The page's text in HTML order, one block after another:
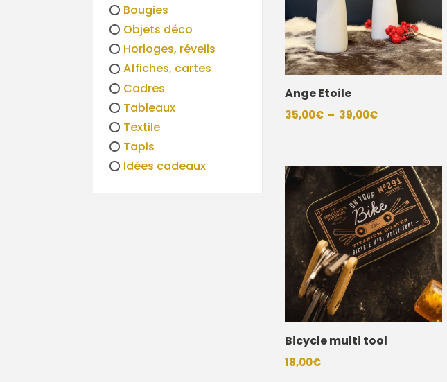
Bougies
Objets déco
Horloges, réveils
Affiches, cartes
Cadres
Tableaux
Textile
Tapis
Idées cadeaux
Ange Etoile
35,00€ – 39,00€Plage
35,00€
à
39,00€
Bicycle multi tool
18,00€